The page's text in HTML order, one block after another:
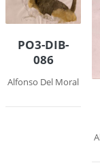
PO3-DIB-
086
Alfonso Del Moral